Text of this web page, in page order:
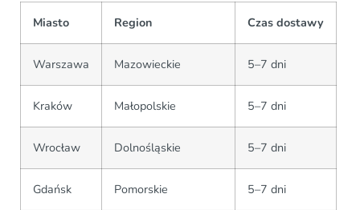
Miasto Region Czas dostawy
Warszawa Mazowieckie 5–7 dni
Kraków Małopolskie 5–7 dni
Wrocław Dolnośląskie 5–7 dni
Gdańsk Pomorskie 5–7 dni